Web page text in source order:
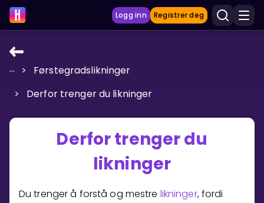
Logg inn Registrer deg
LÆRINGSVERKTØY
Læreplan
Gangetabellen
... >
Førstegradslikninger
>
Derfor trenger du likninger
Derfor trenger du
likninger
Du trenger å forstå og mestre likninger, fordi